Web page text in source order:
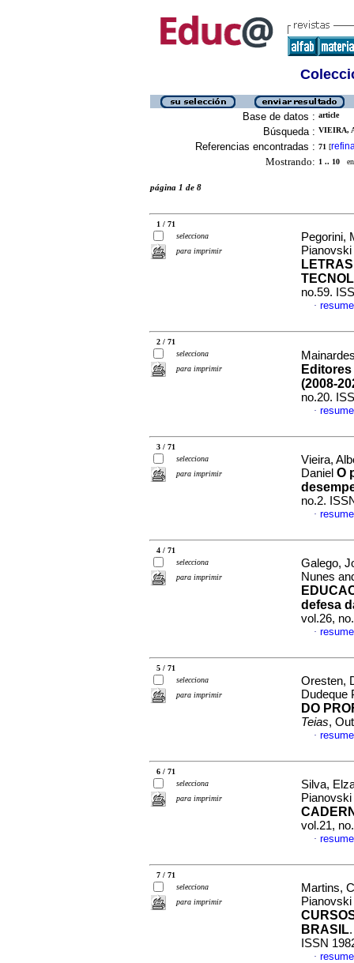
Base de datos : article
Búsqueda : VIEIRA,
Referencias encontradas : 71 [
Mostrando: 1 .. 10 en
página 1 de 8
1 / 71
selecciona
para imprimir
Pegorini,
Pianovski
no.59.
·
2 / 71
selecciona
para imprimir
(2008-
no.20.
·
3 / 71
selecciona
para imprimir
Vieira,
Daniel O
no.2.
·
4 / 71
selecciona
para imprimir
Galego,
Nunes
defesa
vol.26,
·
5 / 71
selecciona
para imprimir
Oresten,
Dudeque
DO
Teias,
·
6 / 71
selecciona
para imprimir
Silva,
Pianovski
vol.21,
·
7 / 71
selecciona
para imprimir
Martins,
Pianovski
BRASIL
ISSN
·